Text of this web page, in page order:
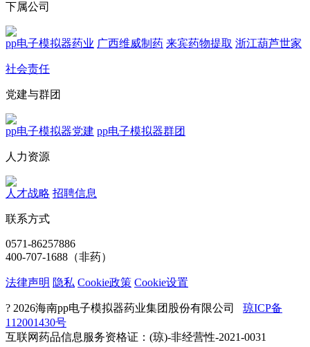
下属公司
pp电子模拟器药业 广西维威制药 来宾药物提取 浙江葫芦世家
社会责任
党建与群团
pp电子模拟器党建 pp电子模拟器群团
人力资源
人才战略 招聘信息
联系方式
0571-86257886
400-707-1688（非药）
法律声明 隐私 Cookie政策 Cookie设置
? 2026海南pp电子模拟器药业集团股份有限公司 琼ICP备
112001430号
互联网药品信息服务资格证：(琼)-非经营性-2021-0031